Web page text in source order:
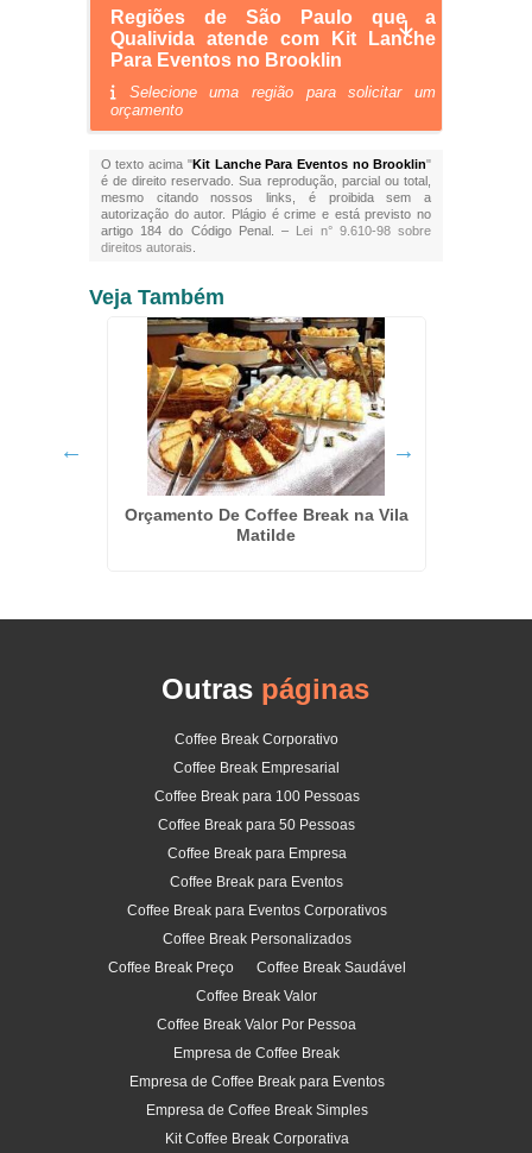
Regiões de São Paulo que a
Qualivida atende com Kit Lanche
Para Eventos no Brooklin
Selecione uma região para solicitar um
orçamento
O texto acima "Kit Lanche Para Eventos no Brooklin"
é de direito reservado. Sua reprodução, parcial ou total,
mesmo citando nossos links, é proibida sem a
autorização do autor. Plágio é crime e está previsto no
artigo 184 do Código Penal. – Lei n° 9.610-98 sobre
direitos autorais
Veja Também
Orçamento De Coffee Break na Vila
Matilde
Outras páginas
Coffee Break Corporativo
Coffee Break Empresarial
Coffee Break para 100 Pessoas
Coffee Break para 50 Pessoas
Coffee Break para Empresa
Coffee Break para Eventos
Coffee Break para Eventos Corporativos
Coffee Break Personalizados
Coffee Break Preço
Coffee Break Saudável
Coffee Break Valor
Coffee Break Valor Por Pessoa
Empresa de Coffee Break
Empresa de Coffee Break para Eventos
Empresa de Coffee Break Simples
Kit Coffee Break Corporativa